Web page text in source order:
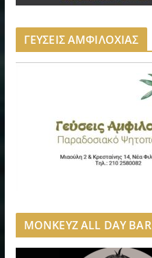
ΓΕΥΣΕΙΣ ΑΜΦΙΛΟΧΙΑΣ
MONKEYZ ALL DAY BAR